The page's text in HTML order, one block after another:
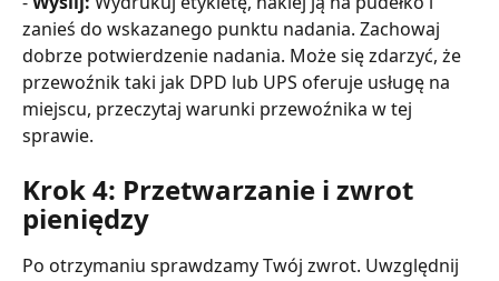
zanieś do wskazanego punktu nadania. Zachowaj
dobrze potwierdzenie nadania. Może się zdarzyć, że
przewoźnik taki jak DPD lub UPS oferuje usługę na
miejscu, przeczytaj warunki przewoźnika w tej
sprawie.
Krok 4: Przetwarzanie i zwrot
pieniędzy
Po otrzymaniu sprawdzamy Twój zwrot. Uwzględnij